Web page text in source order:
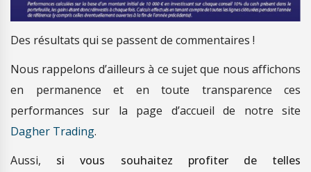
Des résultats qui se passent de commentaires !
Nous rappelons d’ailleurs à ce sujet que nous affichons
en permanence et en toute transparence ces
performances sur la page d’accueil de notre site
Dagher Trading.
Aussi, si vous souhaitez profiter de telles